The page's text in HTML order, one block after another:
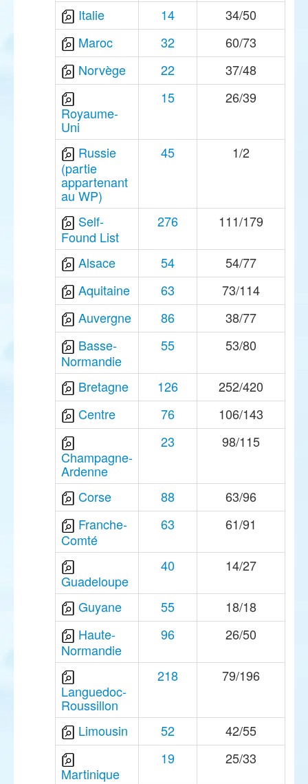
Italie 14
34/50
Maroc
32
60/73
Norvège
22 37/48
Royaume-
Uni
15 26/39
Russie
(partie
appartenant
au WP)
45 1/2
Self-
Found List
276 111/179
Alsace 54
54/77
Aquitaine
63
73/114
Auvergne
86
38/77
Basse-
Normandie
55 53/80
Bretagne 126
252/420
Centre
76 106/143
Champagne-
Ardenne
23 98/115
Corse 88
63/96
Franche-
Comté
63 61/91
Guadeloupe
40 14/27
Guyane 55
18/18
Haute-
Normandie
96 26/50
Languedoc-
Roussillon
218 79/196
Limousin 52 42/55
Martinique
19 25/33